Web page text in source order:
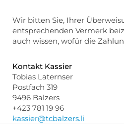
Wir bitten Sie, Ihrer
entsprechenden Vermerk
auch wissen, wofür die
Kontakt Kassier
Tobias Laternser
Postfach 319
9496 Balzers
+423 781 19 96
kassier@tcbalzers.li